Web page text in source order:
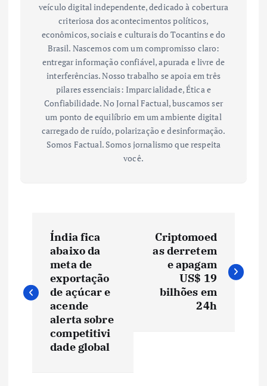
veículo digital independente, dedicado à cobertura
criteriosa dos acontecimentos políticos,
econômicos, sociais e culturais do Tocantins e do
Brasil. Nascemos com um compromisso claro:
entregar informação confiável, apurada e livre de
interferências. Nosso trabalho se apoia em três
pilares essenciais: Imparcialidade, Ética e
Confiabilidade. No Jornal Factual, buscamos ser
um ponto de equilíbrio em um ambiente digital
carregado de ruído, polarização e desinformação.
Somos Factual. Somos jornalismo que respeita
você.
v
Índia fica
abaixo da
meta de
exportação
de açúcar e
acende
alerta sobre
competitivi
dade global
Criptomoed
as derretem
e apagam
US$ 19
bilhões em
24h